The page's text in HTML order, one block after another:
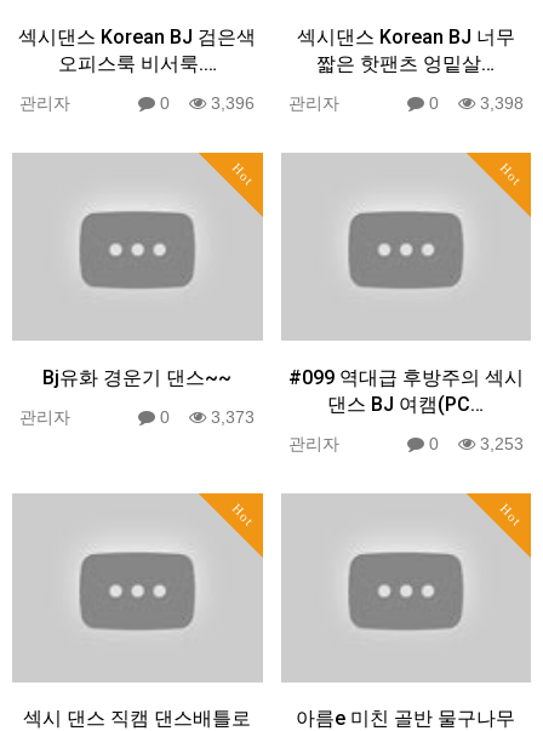
섹시댄스 Korean BJ 검은색
오피스룩 비서룩.…
관리자 0 3,396
섹시댄스 Korean BJ 너무
짧은 핫팬츠 엉밑살…
관리자 0 3,398
Hot
Bj유화 경운기 댄스~~
관리자 0 3,373
Hot
#099 역대급 후방주의 섹시
댄스 BJ 여캠(PC…
관리자 0 3,253
Hot
섹시 댄스 직캠 댄스배틀로
Hot
아름e 미친 골반 물구나무